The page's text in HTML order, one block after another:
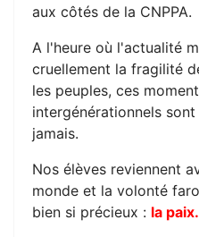
aux côtés de la CNPPA.
A l'heure où l'actualité
cruellement la fragilité
les peuples, ces
intergénérationnels
jamais.
Nos élèves reviennent
monde et la volonté
bien si précieux : la paix.